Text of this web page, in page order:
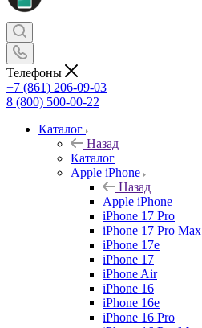
Телефоны
+7 (861) 206-09-03
8 (800) 500-00-22
Каталог
Назад
Каталог
Apple iPhone
Назад
Apple iPhone
iPhone 17 Pro
iPhone 17 Pro Max
iPhone 17e
iPhone 17
iPhone Air
iPhone 16
iPhone 16e
iPhone 16 Pro